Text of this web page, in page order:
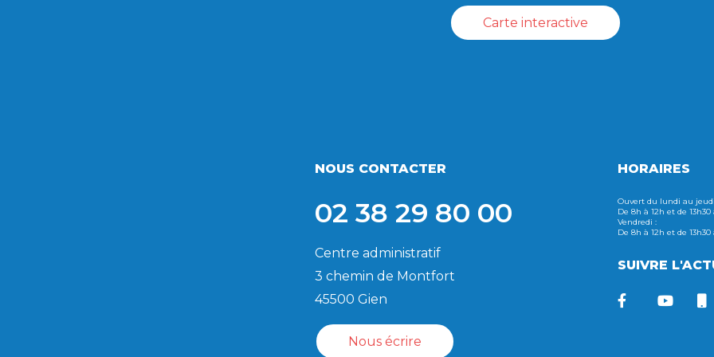
Carte interactive
NOUS CONTACTER
02 38 29 80 00
Centre administratif
3 chemin de Montfort
45500 Gien
Nous écrire
HORAIRES
Ouvert du lundi au
De 8h à 12h et de 13h30
Vendredi :
De 8h à 12h et de 13h30
SUIVRE